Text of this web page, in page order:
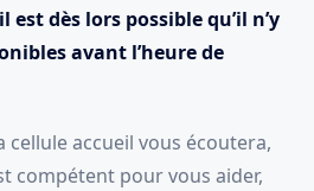
dès lors possible qu’il n’y
avant l’heure de
cellule accueil vous écoutera,
compétent pour vous aider,